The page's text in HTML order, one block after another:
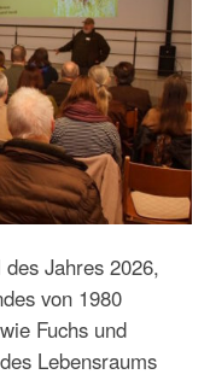
Jahres 2026,
von 1980
Fuchs und
Lebensraums